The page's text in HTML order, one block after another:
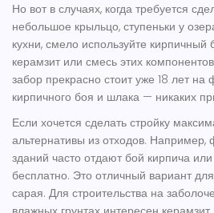
Но вот в случаях, когда требуется
небольшое крыльцо, ступеньки у
кухни, смело используйте
керамзит или смесь этих
забор прекрасно стоит уже 18 лет на
кирпичного боя и шлака — никаких
Если хочется сделать стройку
альтернативы из отходов.
зданий часто отдают бой кирпича
бесплатно. Это отличный вариант
сарая. Для строительства на